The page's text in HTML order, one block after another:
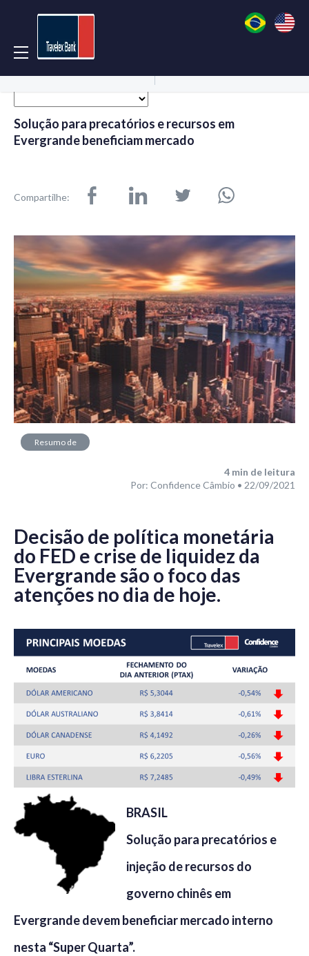
Solução para precatórios e recursos em
Evergrande beneficiam mercado
Compartilhe:
Resumo de
4 min de leitura
Por: Confidence Câmbio • 22/09/2021
Decisão de política monetária
do FED e crise de liquidez da
Evergrande são o foco das
atenções no dia de hoje.
BRASIL
Solução para precatórios e
injeção de recursos do
governo chinês em
Evergrande devem beneficiar mercado interno
nesta “Super Quarta”.